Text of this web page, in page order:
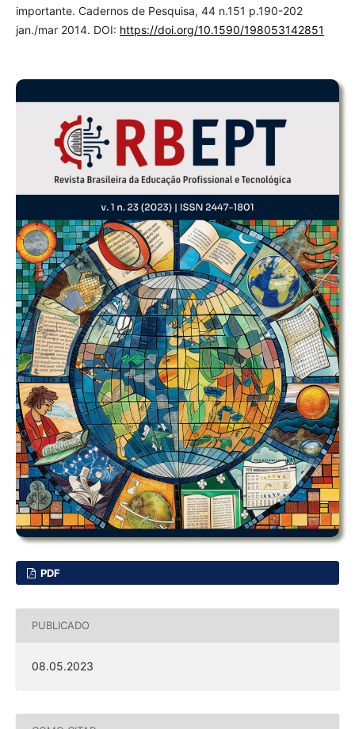
importante. Cadernos de Pesquisa, 44 n.151 p.190-202
jan./mar 2014. DOI: https://doi.org/10.1590/198053142851
PDF
PUBLICADO
08.05.2023